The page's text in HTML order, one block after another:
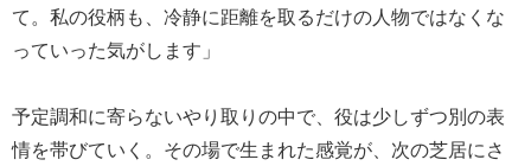
て。私の役柄も、冷静に距離を取るだけの人物ではなくな
っていった気がします」
予定調和に寄らないやり取りの中で、役は少しずつ別の表
情を帯びていく。その場で生まれた感覚が、次の芝居にさ